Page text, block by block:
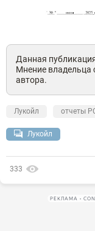
Данная
Мнение владельца
автора.
Лукойл отчеты
Лукойл
333
РЕКЛАМА •